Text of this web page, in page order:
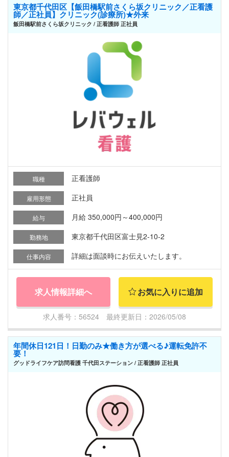
東京都千代田区【飯田橋駅前さくら坂クリニック／正看護
師／正社員】クリニック(診療所)★外来
飯田橋駅前さくら坂クリニック / 正看護師 正社員
職種 正看護師
雇用形態 正社員
給与 月給 350,000円～400,000円
勤務地 東京都千代田区富士見2-10-2
仕事内容 詳細は面談時にお伝えいたします。
求人情報詳細へ お気に入りに追加
求人番号：56524 最終更新日：2026/05/08
年間休日121日！日勤のみ★働き方が選べる♪運転免許不
要！
グッドライフケア訪問看護 千代田ステーション / 正看護師 正社員